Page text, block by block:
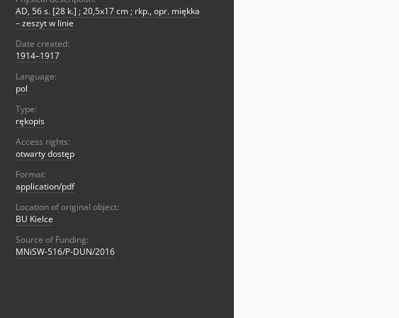
AD, 56 s. [28 k.] ; 20,5x17 cm ; rkp., opr. miękka
– zeszyt w linie
Date created:
1914–1917
Language:
pol
Type:
rękopis
Access rights:
otwarty dostęp
Format:
application/pdf
Location of original object:
BU Kielce
Source of Funding:
MNiSW-516/P-DUN/2016